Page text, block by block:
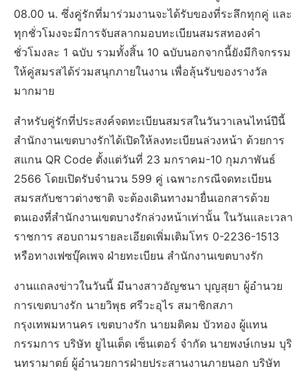
08.00 น. ซึ่งคู่รักที่มาร่วมงานจะได้รับของที่ระลึกทุกคู่ และ
ทุกชั่วโมงจะมีการจับสลากมอบทะเบียนสมรสทองคำ
ชั่วโมงละ 1 ฉบับ รวมทั้งสิ้น 10 ฉบับนอกจากนี้ยังมีกิจกรรม
ให้คู่สมรสได้ร่วมสนุกภายในงาน เพื่อลุ้นรับของรางวัล
มากมาย
สำหรับคู่รักที่ประสงค์จดทะเบียนสมรสในวันวาเลนไทน์ปีนี้
สำนักงานเขตบางรักได้เปิดให้ลงทะเบียนล่วงหน้า ด้วยการ
สแกน QR Code ตั้งแต่วันที่ 23 มกราคม-10 กุมภาพันธ์
2566 โดยเปิดรับจำนวน 599 คู่ เฉพาะกรณีจดทะเบียน
สมรสกับชาวต่างชาติ จะต้องเดินทางมายื่นเอกสารด้วย
ตนเองที่สำนักงานเขตบางรักล่วงหน้าเท่านั้น ในวันและเวลา
ราชการ สอบถามรายละเอียดเพิ่มเติมโทร 0-2236-1513
หรือทางเฟซบุ๊คเพจ ฝ่ายทะเบียน สำนักงานเขตบางรัก
งานแถลงข่าวในวันนี้ มีนางสาวอัญชนา บุญสุยา ผู้อำนวย
การเขตบางรัก นายวิพุธ ศรีวะอุไร สมาชิกสภา
กรุงเทพมหานคร เขตบางรัก นายมติคม บัวทอง ผู้แทน
กรรมการ บริษัท ยูไนเต็ด เซ็นเตอร์ จำกัด นายพงษ์เกษม บุริ
นทรามาตย์ ผู้อำนวยการฝ่ายประสานงานภายนอก บริษัท